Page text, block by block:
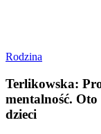
Rodzina
Terlikowska:
mentalność. Oto
dzieci